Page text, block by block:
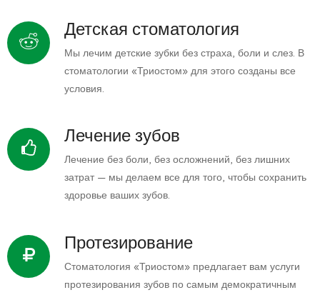
Детская стоматология
Мы лечим детские зубки без страха, боли и слез. В
стоматологии «Триостом» для этого созданы все
условия.
Лечение зубов
Лечение без боли, без осложнений, без лишних
затрат — мы делаем все для того, чтобы сохранить
здоровье ваших зубов.
Протезирование
Стоматология «Триостом» предлагает вам услуги
протезирования зубов по самым демократичным